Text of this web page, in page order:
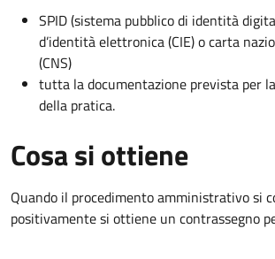
SPID (sistema pubblico di identità
d’identità elettronica (CIE) o carta
(CNS)
tutta la documentazione prevista per
della pratica.
Cosa si ottiene
Quando il procedimento amministrativo si
positivamente si ottiene un contrassegno